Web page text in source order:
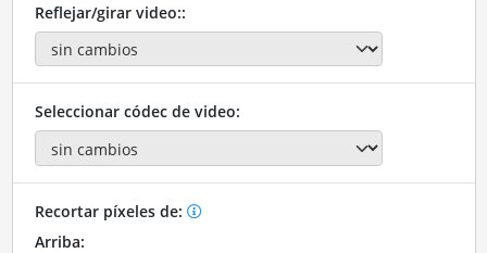
Reflejar/girar video::
Seleccionar códec de video:
Recortar píxeles de:
Arriba: